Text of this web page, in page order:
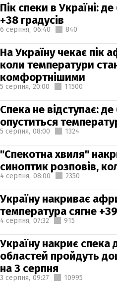
Пік спеки в Україні:
+38 градусів
6 серпня, 06:40 840
На Україну чекає пік
коли температури
комфортнішими
5 серпня, 20:00 11500
Спека не відступає:
опуститься
5 серпня, 08:00 1324
"Спекотна хвиля"
синоптик розповів,
4 серпня, 08:00 2350
Україну накриває
температура сягне
4 серпня, 07:32 915
Україну накриє спека
областей пройдуть
на 3 серпня
3 серпня, 09:27 10995